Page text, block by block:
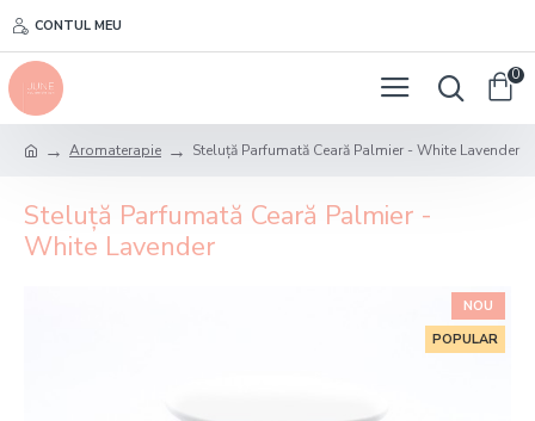
CONTUL MEU
0
Aromaterapie Steluță Parfumată Ceară Palmier - White Lavender
Steluță Parfumată Ceară Palmier -
White Lavender
NOU
POPULAR